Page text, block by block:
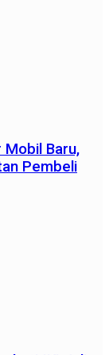
Mobil Baru,
Pembeli